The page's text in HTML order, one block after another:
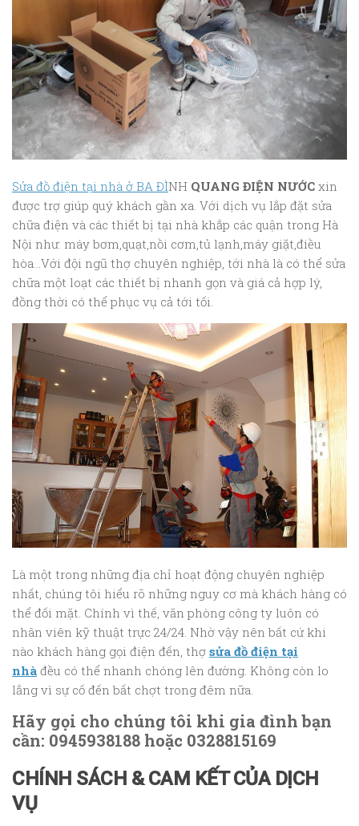
Sửa đồ điện tại nhà ở BA ĐÌNH QUANG ĐIỆN NƯỚC xin
được trợ giúp quý khách gần xa. Với dịch vụ lắp đặt sửa
chữa điện và các thiết bị tại nhà khắp các quận trong Hà
Nội như: máy bơm,quạt,nồi cơm,tủ lạnh,máy giặt,điều
hòa…Với đội ngũ thợ chuyên nghiệp, tới nhà là có thể sửa
chữa một loạt các thiết bị nhanh gọn và giá cả hợp lý,
đồng thời có thể phục vụ cả tới tối.
Là một trong những địa chỉ hoạt động chuyên nghiệp
nhất, chúng tôi hiểu rõ những nguy cơ mà khách hàng có
thể đối mặt. Chính vì thế, văn phòng công ty luôn có
nhân viên kỹ thuật trực 24/24. Nhờ vậy nên bất cứ khi
nào khách hàng gọi điện đến, thợ sửa đồ điện tại
nhà đều có thể nhanh chóng lên đường. Không còn lo
lắng vì sự cố đến bất chợt trong đêm nữa.
Hãy gọi cho chúng tôi khi gia đình bạn
cần: 0945938188 hoặc 0328815169
CHÍNH SÁCH & CAM KẾT CỦA DỊCH
VỤ